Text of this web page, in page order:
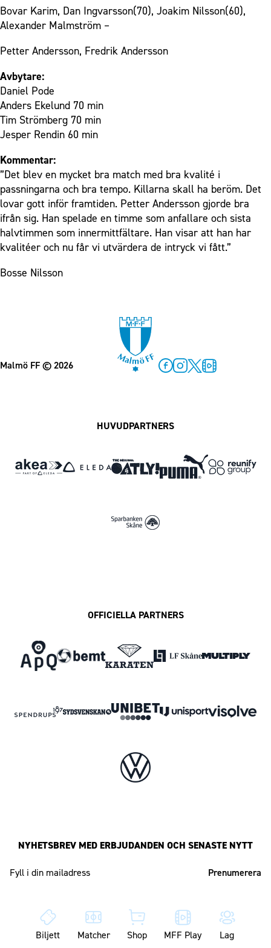
Vanliga frågor om 1910 Event
Grundskolefotboll mot rasismer
Närstående organisationer
Policydokument
Personuppgiftspolicy
Bovar Karim, Dan Ingvarsson(70), Joakim Nilsson(60),
Alexander Malmström –
Petter Andersson, Fredrik Andersson
Avbytare:
Daniel Pode
Anders Ekelund 70 min
Tim Strömberg 70 min
Jesper Rendin 60 min
Kommentar:
”Det blev en mycket bra match med bra kvalité i
passningarna och bra tempo. Killarna skall ha beröm. Det
lovar gott inför framtiden. Petter Andersson gjorde bra
ifrån sig. Han spelade en timme som anfallare och sista
halvtimmen som innermittfältare. Han visar att han har
kvalitéer och nu får vi utvärdera de intryck vi fått.”
Bosse Nilsson
Malmö FF© 2026
HUVUDPARTNERS
OFFICIELLA PARTNERS
NYHETSBREV MED ERBJUDANDEN OCH SENASTE NYTT
Biljett Matcher Shop MFF Play Lag